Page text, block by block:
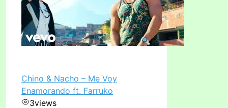
Chino & Nacho – Me Voy
Enamorando ft. Farruko
3views